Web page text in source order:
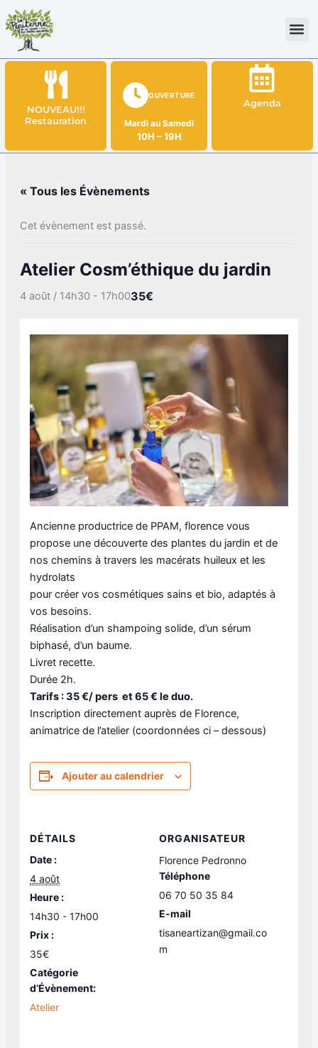
Aller
au
contenu
NOUVEAU!!!
Restauration
OUVERTURE
Mardi au Samedi
10H – 19H
Agenda
« Tous les Évènements
Cet évènement est passé.
Atelier Cosm’éthique du jardin
4 août / 14h30 - 17h0035€
Ancienne productrice de PPAM, florence vous
propose une découverte des plantes du jardin et de
nos chemins à travers les macérats huileux et les
hydrolats
pour créer vos cosmétiques sains et bio, adaptés à
vos besoins.
Réalisation d’un shampoing solide, d’un sérum
biphasé, d’un baume.
Livret recette.
Durée 2h.
Tarifs : 35 €/ pers et 65 € le duo.
Inscription directement auprès de Florence,
animatrice de l’atelier (coordonnées ci – dessous)
Ajouter au calendrier
DÉTAILS
Date :
4 août
Heure :
14h30 - 17h00
Prix :
35€
Catégorie
d’Évènement:
Atelier
ORGANISATEUR
Florence Pedronno
Téléphone
06 70 50 35 84
E-mail
tisaneartizan@gmail.co
m